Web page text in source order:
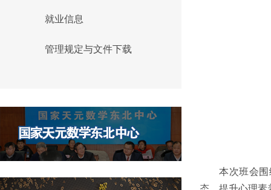
就业信息
管理规定与文件下载
本次班会